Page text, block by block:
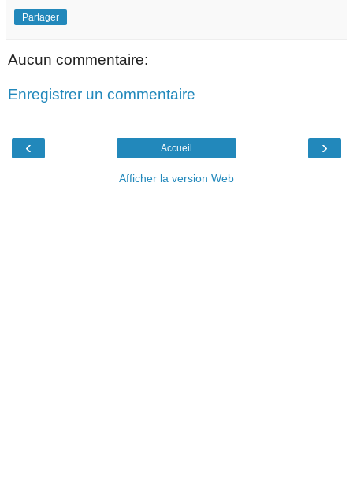
Partager
Aucun commentaire:
Enregistrer un commentaire
‹ ›
Accueil
Afficher la version Web